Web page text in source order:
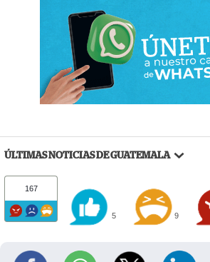
ÚLTIMAS NOTICIAS DE GUATEMALA
167
5 9